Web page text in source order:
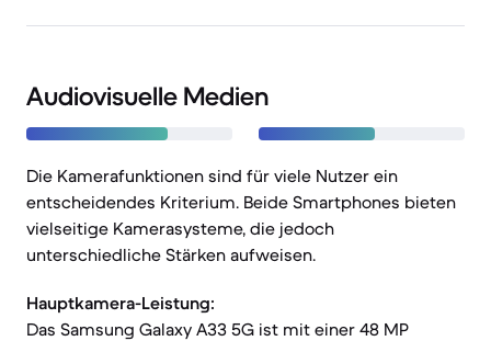
Audiovisuelle Medien
Die Kamerafunktionen sind für viele Nutzer ein
entscheidendes Kriterium. Beide Smartphones bieten
vielseitige Kamerasysteme, die jedoch
unterschiedliche Stärken aufweisen.
Hauptkamera-Leistung:
Das Samsung Galaxy A33 5G ist mit einer 48 MP